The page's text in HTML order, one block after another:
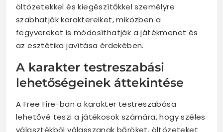
öltözetekkel és kiegészítőkkel személyre
szabhatják karaktereiket, miközben a
fegyvereket is módosíthatják a játékmenet és
az esztétika javítása érdekében.
A karakter testreszabási
lehetőségeinek áttekintése
A Free Fire-ban a karakter testreszabása
lehetővé teszi a játékosok számára, hogy széles